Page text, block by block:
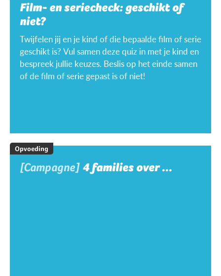
Film- en seriecheck: geschikt of
niet?
Twijfelen jij en je kind of die bepaalde film of serie
geschikt is? Vul samen deze quiz in met je kind en
bespreek jullie keuzes. Beslis op het einde samen
of de film of serie gepast is of niet!
Opvoeding
[Campagne] 4 families over ...